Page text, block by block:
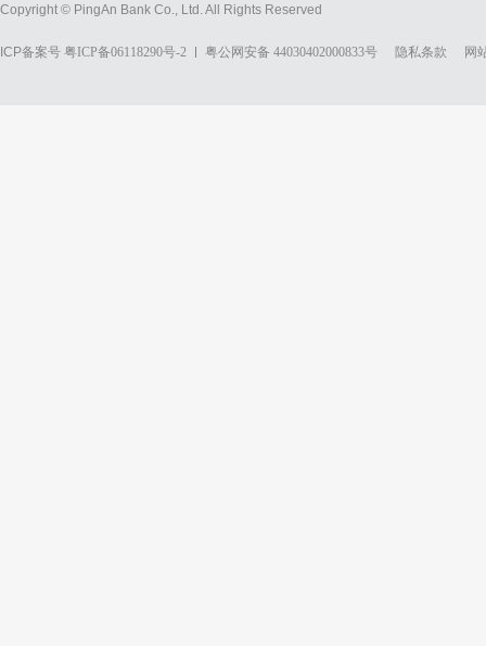
Copyright © PingAn Bank Co., Ltd. All Rights Reserved
ICP备案号 粤ICP备06118290号-2 粤公网安备 44030402000833号 隐私条款 网